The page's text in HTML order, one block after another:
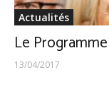
Actualités
Le
13/04/2017